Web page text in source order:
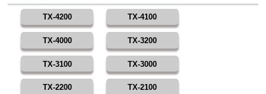
TX-4200 TX-4100
TX-4000 TX-3200
TX-3100 TX-3000
TX-2200 TX-2100